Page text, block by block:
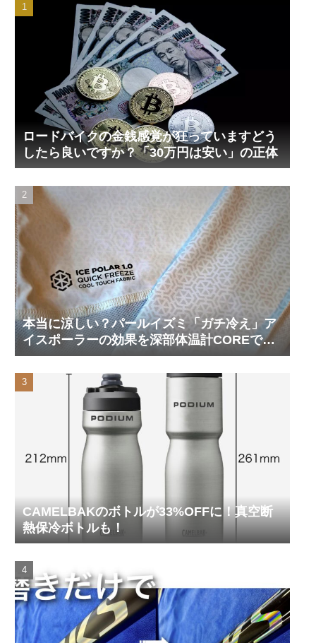
ロードバイクの金銭感覚が狂っていますどう
したら良いですか？「30万円は安い」の正体
本当に涼しい？パールイズミ「ガチ冷え」ア
イスポーラーの効果を深部体温計COREで測
ってみた
CAMELBAKのボトルが33%OFFに！真空断
熱保冷ボトルも！